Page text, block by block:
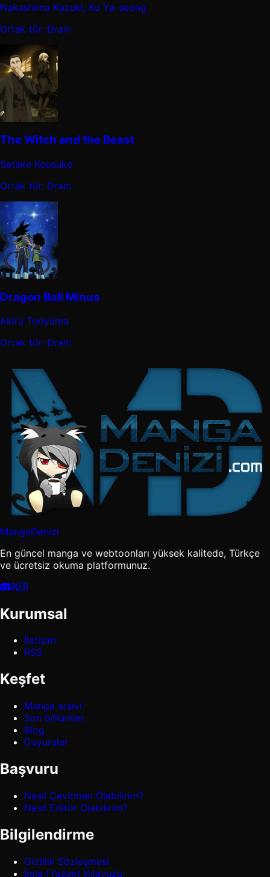
Nakashima Kazuki, Ko Ya-seong
Ortak tür: Dram
The Witch and the Beast
Satake Kousuke
Ortak tür: Dram
Dragon Ball Minus
Akira Toriyama
Ortak tür: Dram
MangaDenizi
En güncel manga ve webtoonları yüksek kalitede, Türkçe
ve ücretsiz okuma platformunuz.
Kurumsal
İletişim
RSS
Keşfet
Manga arşivi
Son bölümler
Blog
Duyurular
Başvuru
Nasıl Çevirmen Olabilirim?
Nasıl Editör Olabilirim?
Bilgilendirme
Gizlilik Sözleşmesi
İmla (Yazım) Kılavuzu